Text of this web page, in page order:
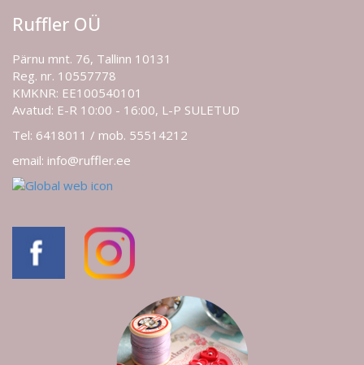
Ruffler OÜ
Pärnu mnt. 76, Tallinn 10131
Reg. nr. 10557778
KMKNR: EE100540101
Avatud: E-R 10:00 - 16:00, L-P SULETUD
Tel: 6418011 / mob. 55514212
email: info@ruffler.ee